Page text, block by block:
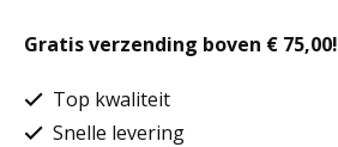
lagen
aantal
Gratis verzending boven € 75,00!
Top kwaliteit
Snelle levering